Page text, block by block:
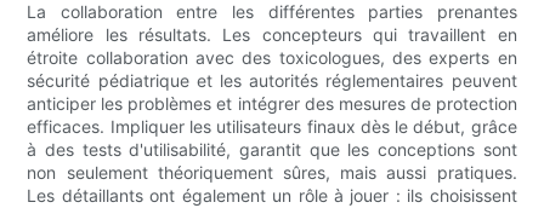
La collaboration entre les différentes parties prenantes
améliore les résultats. Les concepteurs qui travaillent en
étroite collaboration avec des toxicologues, des experts en
sécurité pédiatrique et les autorités réglementaires peuvent
anticiper les problèmes et intégrer des mesures de protection
efficaces. Impliquer les utilisateurs finaux dès le début, grâce
à des tests d'utilisabilité, garantit que les conceptions sont
non seulement théoriquement sûres, mais aussi pratiques.
Les détaillants ont également un rôle à jouer : ils choisissent